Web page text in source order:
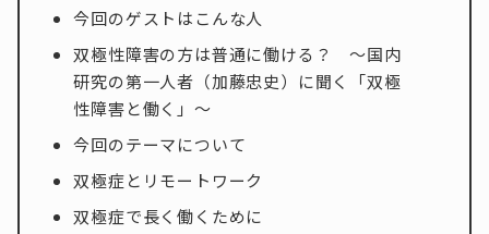
今回のゲストはこんな人
双極性障害の方は普通に働ける？ ～国内
研究の第一人者（加藤忠史）に聞く「双極
性障害と働く」～
今回のテーマについて
双極症とリモートワーク
双極症で長く働くために